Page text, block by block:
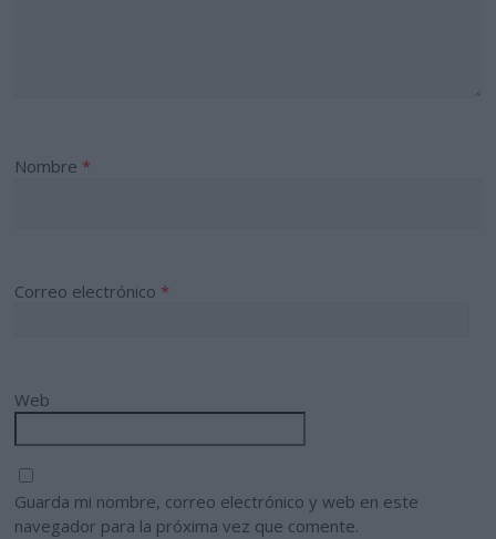
Nombre *
Correo electrónico *
Web
Guarda mi nombre, correo electrónico y web en este
navegador para la próxima vez que comente.